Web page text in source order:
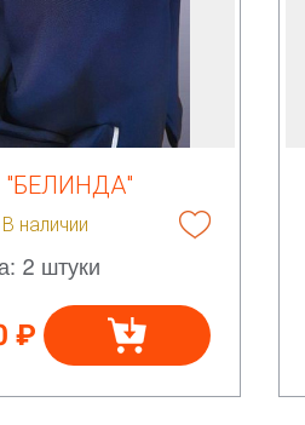
"БЕЛИНДА"
В наличии
2 штуки
₽